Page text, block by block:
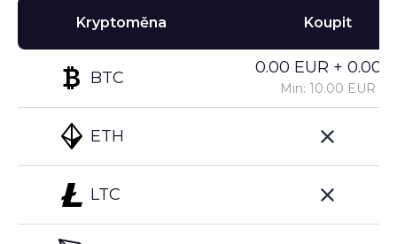
Kryptoměna
BTC
ETH
LTC
Koupit
0.00 EUR +
Min: 10.00 EUR